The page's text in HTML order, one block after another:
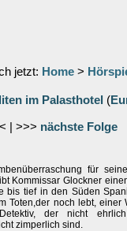
jetzt: Home >
im Palasthotel (
| >>> nächste Folge
für
Kommissar Glockner
bis tief in den Süden
Toten,der noch lebt, einer
der nicht
zimperlich sind.